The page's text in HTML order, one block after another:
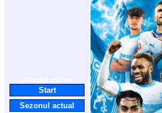
Start
Sezonul actual